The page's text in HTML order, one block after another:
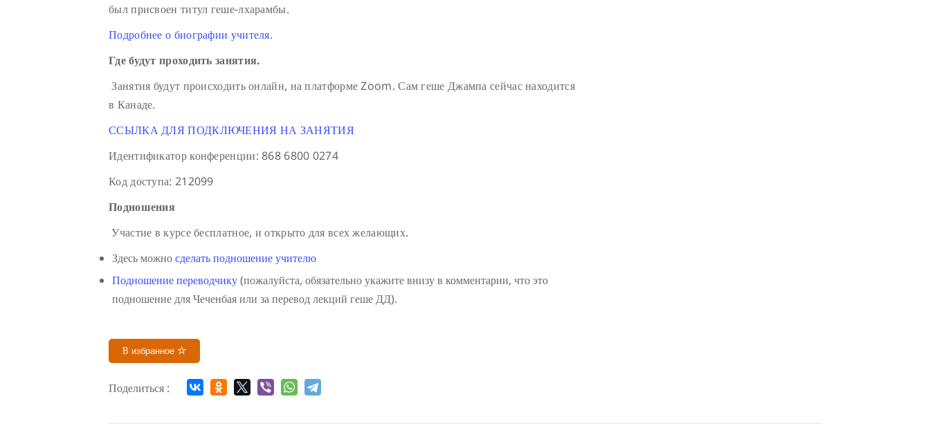
был присвоен титул геше-лхарамбы.
Подробнее о биографии учителя.
Где будут проходить занятия.
Занятия будут происходить онлайн, на платформе Zoom. Сам геше Джампа сейчас находится
в Канаде.
ССЫЛКА ДЛЯ ПОДКЛЮЧЕНИЯ НА ЗАНЯТИЯ
Идентификатор конференции: 868 6800 0274
Код доступа: 212099
Подношения
Участие в курсе бесплатное, и открыто для всех желающих.
Здесь можносделать подношение учителю
Подношение переводчику(пожалуйста, обязательно укажите внизу в комментарии, что это
подношение для Чеченбая или за перевод лекций геше ДД).
В избранное
Поделиться :